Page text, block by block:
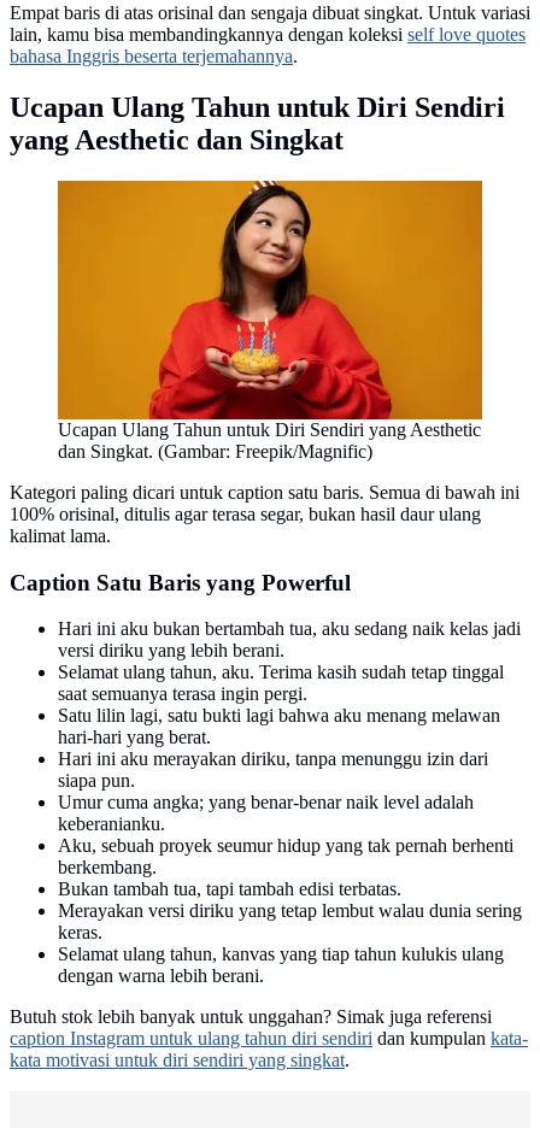
Empat baris di atas orisinal dan sengaja dibuat singkat. Untuk variasi
lain, kamu bisa membandingkannya dengan koleksi self love quotes
bahasa Inggris beserta terjemahannya.
Ucapan Ulang Tahun untuk Diri Sendiri
yang Aesthetic dan Singkat
Ucapan Ulang Tahun untuk Diri Sendiri yang Aesthetic
dan Singkat. (Gambar: Freepik/Magnific)
Kategori paling dicari untuk caption satu baris. Semua di bawah ini
100% orisinal, ditulis agar terasa segar, bukan hasil daur ulang
kalimat lama.
Caption Satu Baris yang Powerful
Hari ini aku bukan bertambah tua, aku sedang naik kelas jadi
versi diriku yang lebih berani.
Selamat ulang tahun, aku. Terima kasih sudah tetap tinggal
saat semuanya terasa ingin pergi.
Satu lilin lagi, satu bukti lagi bahwa aku menang melawan
hari-hari yang berat.
Hari ini aku merayakan diriku, tanpa menunggu izin dari
siapa pun.
Umur cuma angka; yang benar-benar naik level adalah
keberanianku.
Aku, sebuah proyek seumur hidup yang tak pernah berhenti
berkembang.
Bukan tambah tua, tapi tambah edisi terbatas.
Merayakan versi diriku yang tetap lembut walau dunia sering
keras.
Selamat ulang tahun, kanvas yang tiap tahun kulukis ulang
dengan warna lebih berani.
Butuh stok lebih banyak untuk unggahan? Simak juga referensi
caption Instagram untuk ulang tahun diri sendiri dan kumpulan kata-
kata motivasi untuk diri sendiri yang singkat.